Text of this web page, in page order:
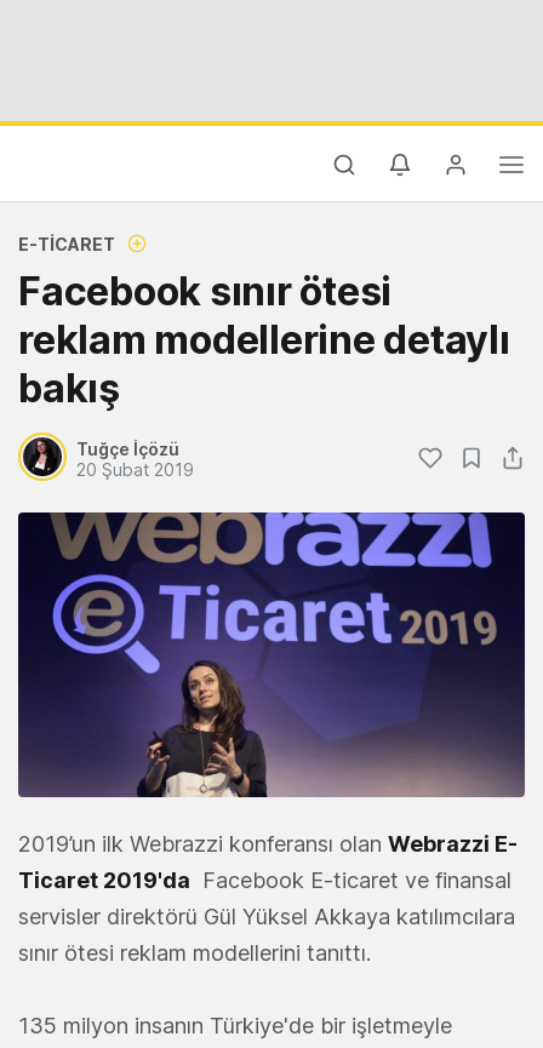
E-TICARET
Facebook sınır ötesi
reklam modellerine detaylı
bakış
Tuğçe İçözü
20 Şubat 2019
2019’un ilk Webrazzi konferansı olan Webrazzi E-
Ticaret 2019'da Facebook E-ticaret ve finansal
servisler direktörü Gül Yüksel Akkaya katılımcılara
sınır ötesi reklam modellerini tanıttı.
135 milyon insanın Türkiye'de bir işletmeyle